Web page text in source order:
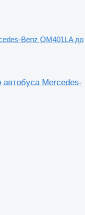
Benz OM401LA до
Mercedes-